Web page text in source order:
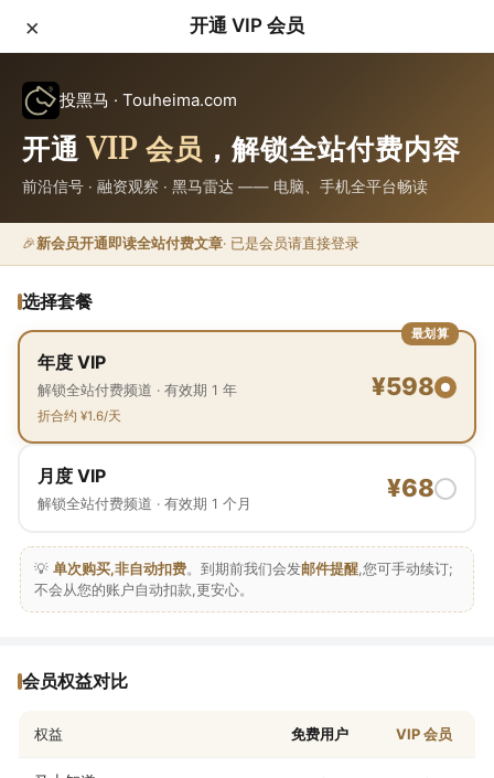
× 开通 VIP 会员
投黑马 · Touheima.com
开通VIP 会员 ，解锁全站付费内容
前沿信号 · 融资观察 · 黑马雷达 —— 电脑、手机全平台畅读
🎉新会员开通即读全站付费文章· 已是会员请直接登录
选择套餐
最划算
年度 VIP
解锁全站付费频道 · 有效期 1 年
折合约 ¥1.6/天
¥598
月度 VIP
解锁全站付费频道 · 有效期 1 个月
¥68
💡 单次购买,非自动扣费。到期前我们会发邮件提醒,您可手动续订;
不会从您的账户自动扣款,更安心。
会员权益对比
权益 免费用户 VIP 会员